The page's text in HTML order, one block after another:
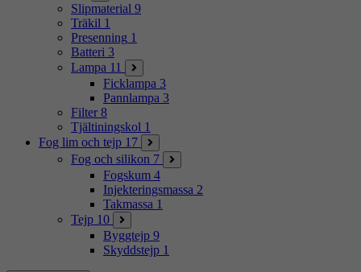
Slipmaterial 9
Träkil 1
Presenning 1
Batteri 3
Lampa 11
Ficklampa 3
Pannlampa 3
Filter 8
Tjältiningskol 1
Fog lim och tejp 17
Fog och silikon 7
Fogskum 4
Injekteringsmassa 2
Takmassa 1
Tejp 10
Byggtejp 9
Skyddstejp 1